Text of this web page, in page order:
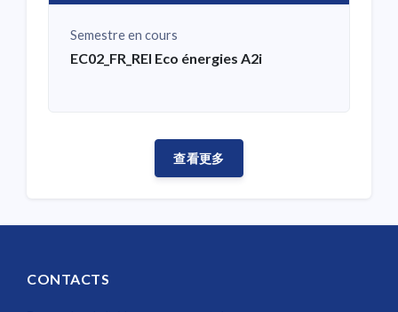
Semestre en cours
EC02_FR_REI Eco énergies A2i
查看更多
CONTACTS